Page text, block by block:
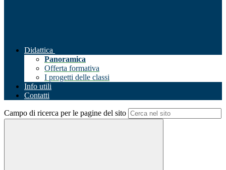
Didattica
Panoramica
Offerta formativa
I progetti delle classi
Info utili
Contatti
Campo di ricerca per le pagine del sito